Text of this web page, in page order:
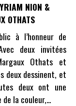
NION &
OTHATS
à l’honneur de
deux invitées
Othats et
deux dessinent, et
deux ont une
la couleur,...